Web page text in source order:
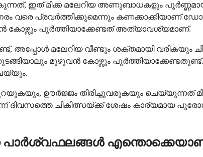
മിക്ക മലേറിയ അണുബാധകളും പൂർണ്ണമായി
വരെ പ്രവർത്തിക്കുമെന്നും കണക്കാക്കിയാണ്
കോഴ്സും പൂർത്തിയാക്കേണ്ടത് അത്യാവശ്യമാണ്.
അപ്പോൾ മലേറിയ വീണ്ടും ശക്തമായി
മുഴുവൻ കോഴ്സും പൂർത്തിയാക്കേണ്ടതുണ്ട്.
കുറയുകയും, ഊർജ്ജം തിരിച്ചുവരുകയും ചെയ്യുന്നത്
ദിവസത്തെ ചികിത്സയ്ക്ക് ശേഷം കാര്യമായ
പാർശ്വഫലങ്ങൾ